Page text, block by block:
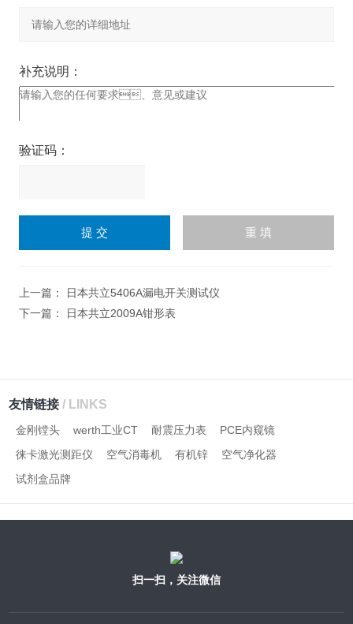
补充说明：
验证码：
上一篇：
日本共立5406A漏电开关测试仪
下一篇：
日本共立2009A钳形表
友情链接/ LINKS
金刚镗头 werth工业CT 耐震压力表
PCE内窥镜
徕卡激光测距仪
空气消毒机 有机锌
空气净化器
试剂盒品牌
扫一扫，关注微信